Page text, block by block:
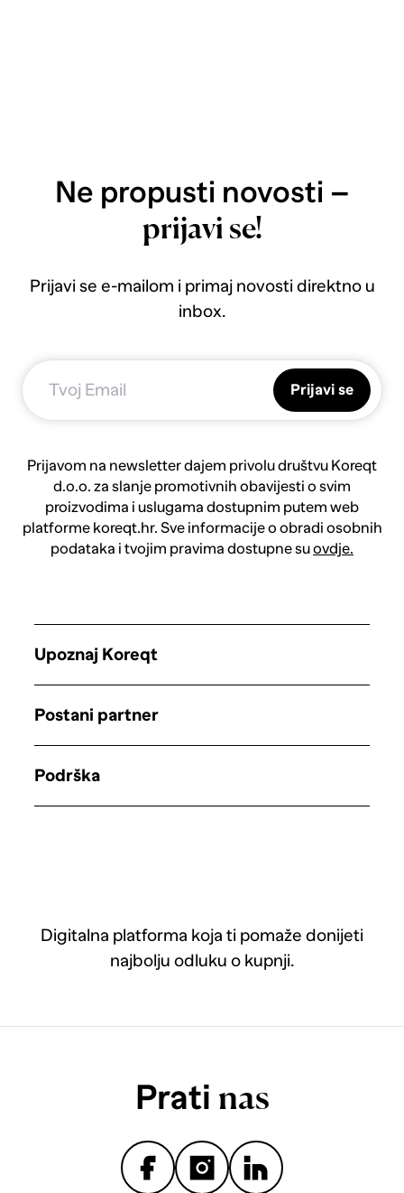
Ne propusti novosti –
prijavi se!
Prijavi se e-mailom i primaj novosti direktno u
inbox.
Prijavi se
Prijavom na newsletter dajem privolu društvu Koreqt
d.o.o. za slanje promotivnih obavijesti o svim
proizvodima i uslugama dostupnim putem web
platforme koreqt.hr. Sve informacije o obradi osobnih
podataka i tvojim pravima dostupne suovdje.
Digitalna platforma koja ti pomaže donijeti
najbolju odluku o kupnji.
Upoznaj Koreqt
Postani partner
Podrška
Prati nas